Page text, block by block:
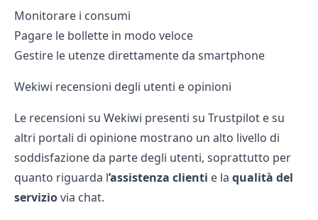
Monitorare i consumi
Pagare le bollette in modo veloce
Gestire le utenze direttamente da smartphone
Wekiwi recensioni degli utenti e opinioni
Le recensioni su Wekiwi presenti su Trustpilot e su
altri portali di opinione mostrano un alto livello di
soddisfazione da parte degli utenti, soprattutto per
quanto riguarda l’assistenza clienti e la qualità del
serviziovia chat.